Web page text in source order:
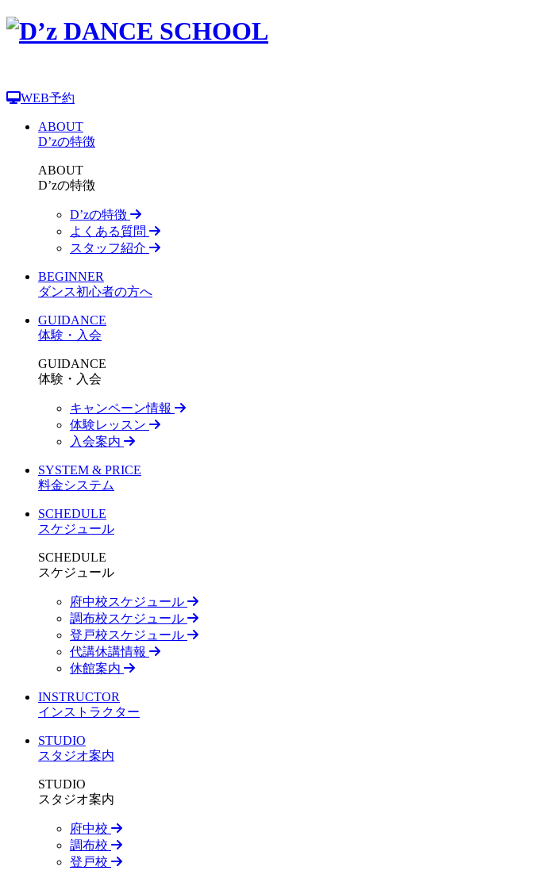
WEB予約
ABOUT
D’zの特徴
ABOUT
D’zの特徴
D’zの特徴
よくある質問
スタッフ紹介
BEGINNER
ダンス初心者の方へ
GUIDANCE
体験・入会
GUIDANCE
体験・入会
キャンペーン情報
体験レッスン
入会案内
SYSTEM & PRICE
料金システム
SCHEDULE
スケジュール
SCHEDULE
スケジュール
府中校スケジュール
調布校スケジュール
登戸校スケジュール
代講休講情報
休館案内
INSTRUCTOR
インストラクター
STUDIO
スタジオ案内
STUDIO
スタジオ案内
府中校
調布校
登戸校